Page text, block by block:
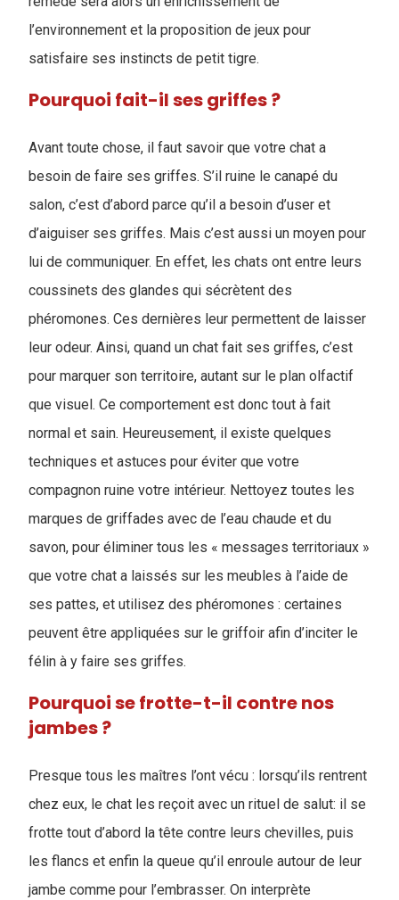
l’environnement et la proposition de jeux pour
satisfaire ses instincts de petit tigre.
Pourquoi fait-il ses griffes ?
Avant toute chose, il faut savoir que votre chat a
besoin de faire ses griffes. S’il ruine le canapé du
salon, c’est d’abord parce qu’il a besoin d’user et
d’aiguiser ses griffes. Mais c’est aussi un moyen pour
lui de communiquer. En effet, les chats ont entre leurs
coussinets des glandes qui sécrètent des
phéromones. Ces dernières leur permettent de laisser
leur odeur. Ainsi, quand un chat fait ses griffes, c’est
pour marquer son territoire, autant sur le plan olfactif
que visuel. Ce comportement est donc tout à fait
normal et sain. Heureusement, il existe quelques
techniques et astuces pour éviter que votre
compagnon ruine votre intérieur. Nettoyez toutes les
marques de griffades avec de l’eau chaude et du
savon, pour éliminer tous les « messages territoriaux »
que votre chat a laissés sur les meubles à l’aide de
ses pattes, et utilisez des phéromones : certaines
peuvent être appliquées sur le griffoir afin d’inciter le
félin à y faire ses griffes.
Pourquoi se frotte-t-il contre nos
jambes ?
Presque tous les maîtres l’ont vécu : lorsqu’ils rentrent
chez eux, le chat les reçoit avec un rituel de salut: il se
frotte tout d’abord la tête contre leurs chevilles, puis
les flancs et enfin la queue qu’il enroule autour de leur
jambe comme pour l’embrasser. On interprète